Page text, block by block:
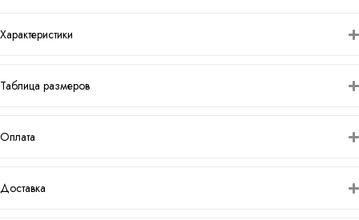
Характеристики
Таблица размеров
Оплата
Доставка